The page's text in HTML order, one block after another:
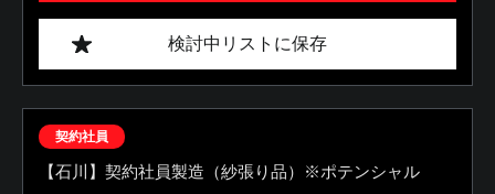
検討中リストに保存
契約社員
【石川】契約社員製造（紗張り品）※ポテンシャル